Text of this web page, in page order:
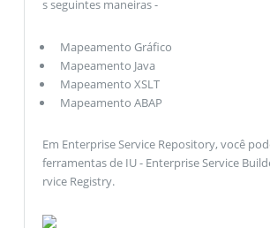
s seguintes maneiras -
Mapeamento Gráfico
Mapeamento Java
Mapeamento XSLT
Mapeamento ABAP
Em Enterprise Service Repository, você
ferramentas de IU - Enterprise Service
rvice Registry.